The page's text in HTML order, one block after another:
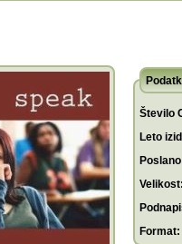
Število
Leto
Format: